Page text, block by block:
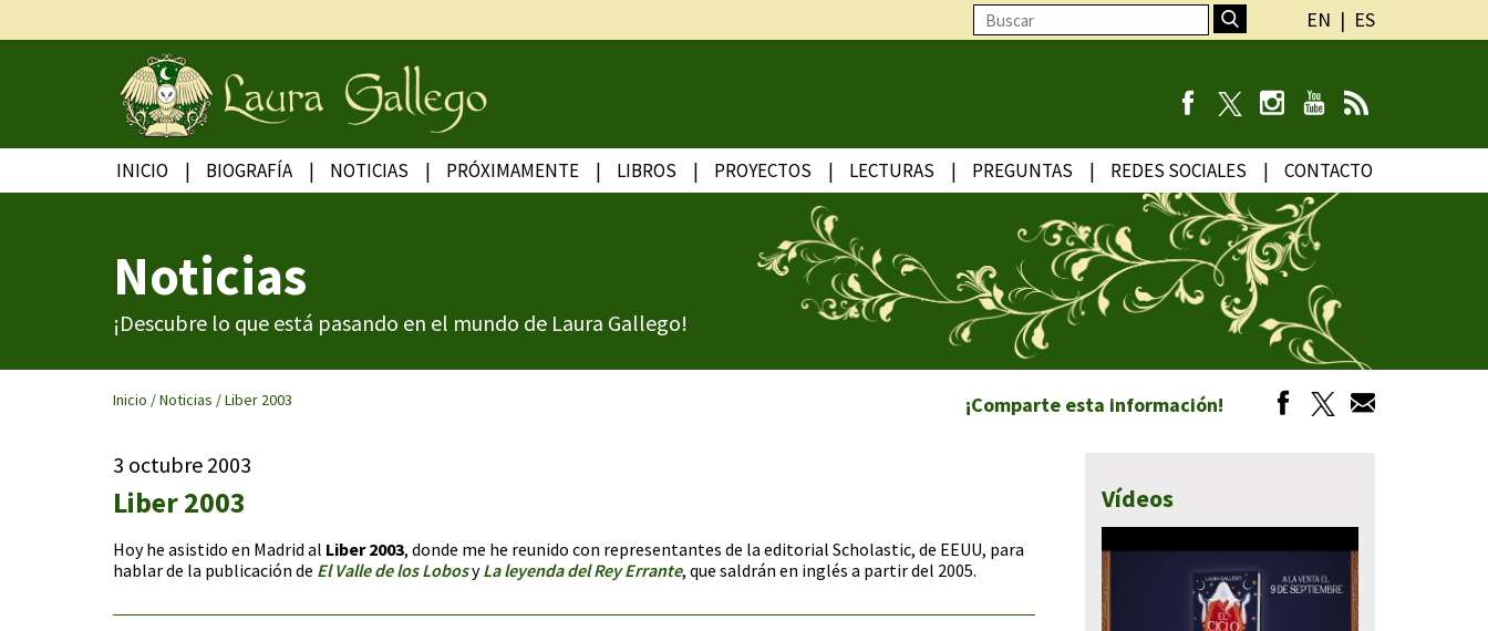
EN ES
INICIO BIOGRAFÍA NOTICIAS PRÓXIMAMENTE LIBROS PROYECTOS LECTURAS PREGUNTAS REDES SOCIALES CONTACTO
Noticias
¡Descubre lo que está pasando en el mundo de Laura Gallego!
Inicio /Noticias /Liber 2003 ¡Comparte esta información!
3 octubre 2003
Liber 2003
Hoy he asistido en Madrid al Liber 2003, donde me he reunido con representantes de la editorial Scholastic, de EEUU, para
hablar de la publicación de El Valle de los LobosyLa leyenda del Rey Errante, que saldrán en inglés a partir del 2005.
Vídeos